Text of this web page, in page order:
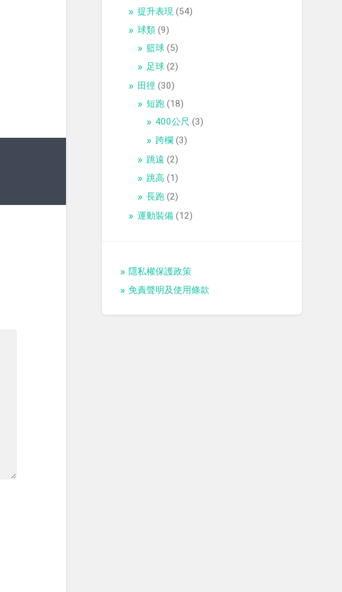
提升表現 (54)
球類 (9)
籃球 (5)
足球 (2)
田徑 (30)
短跑 (18)
400公尺 (3)
跨欄 (3)
跳遠 (2)
跳高 (1)
長跑 (2)
運動裝備 (12)
隱私權保護政策
免責聲明及使用條款